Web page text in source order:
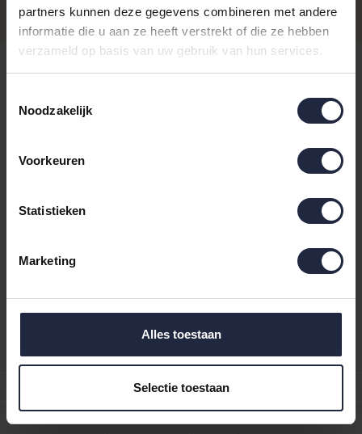
partners kunnen deze gegevens combineren met andere
informatie die u aan ze heeft verstrekt of die ze hebben
verzameld op basis van uw gebruik van hun services.
Noodzakelijk
Voorkeuren
Statistieken
Marketing
Alles toestaan
Selectie toestaan
Maat 30x50
- Levertijd: 4-8 werkdagen
€6,95
Incl. BTW
Maat 50x100
- Levertijd: 4-8 werkdagen
€15,95
Incl. BTW
€39,95
Incl. BTW
4-8 werkdagen
Ruim aanbod badtextiel
Productomschrijving